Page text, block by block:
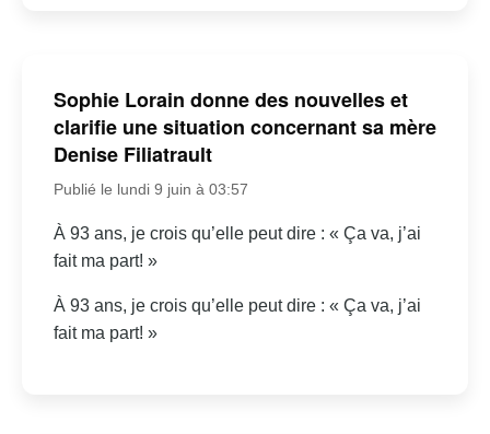
Sophie Lorain donne des nouvelles et
clarifie une situation concernant sa mère
Denise Filiatrault
Publié le lundi 9 juin à 03:57
À 93 ans, je crois qu’elle peut dire : « Ça va, j’ai
fait ma part! »
À 93 ans, je crois qu’elle peut dire : « Ça va, j’ai
fait ma part! »